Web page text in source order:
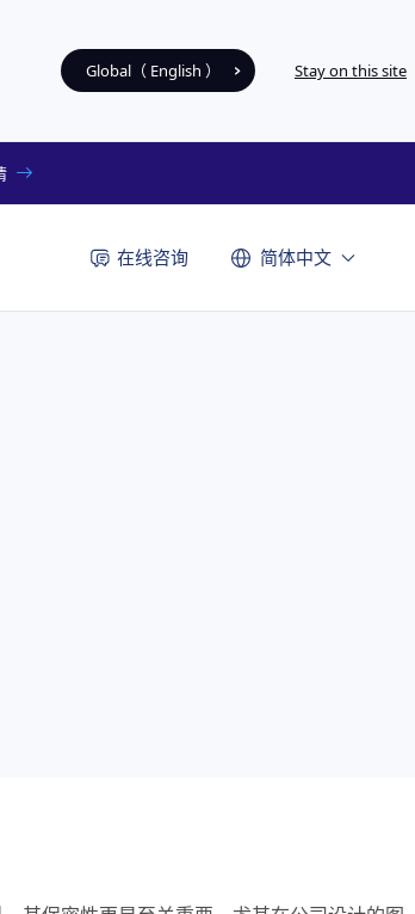
Global（ English ） Stay on this site
在线咨询 简体中文